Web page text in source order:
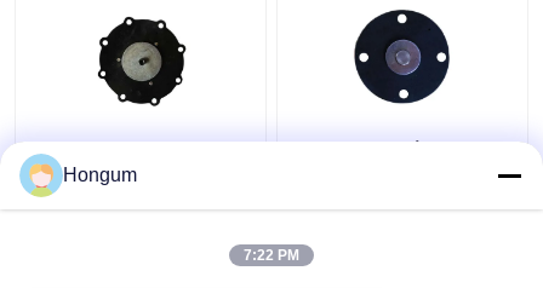
Διάφραγμα για την
ηλεκτρομαγνητική
βαλβίδα σφυγμού
Hongum
7:22 PM